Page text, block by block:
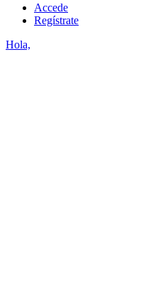
Accede
Regístrate
Hola,